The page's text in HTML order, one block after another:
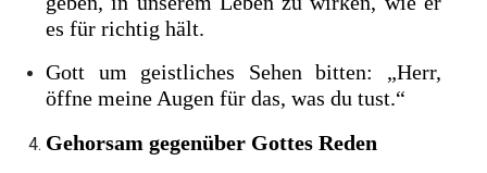
es für richtig hält.
Gott um geistliches Sehen bitten: „Herr,
öffne meine Augen für das, was du tust.“
Gehorsam gegenüber Gottes Reden